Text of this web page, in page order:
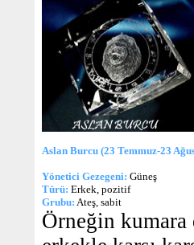
Aslan Burcu (23 Temmuz-23
Yönetici Gezegeni: Güneş
Türü: Erkek, pozitif
Grubu: Ateş, sabit
Örneğin kumara